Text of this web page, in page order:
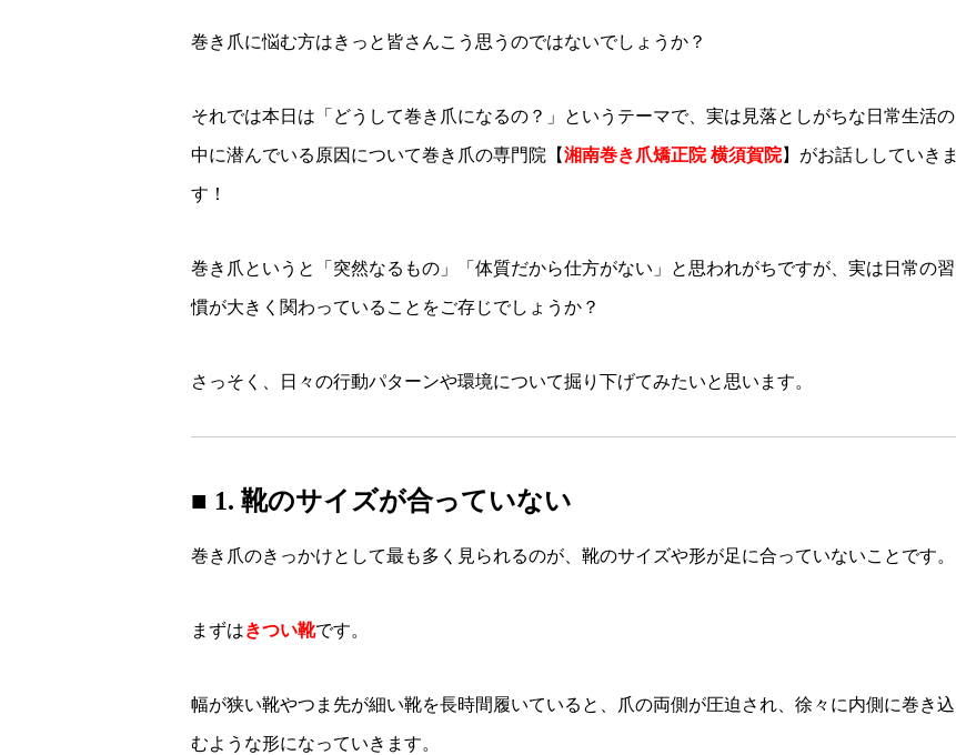
巻き爪に悩む方はきっと皆さんこう思うのではないでしょうか？
それでは本日は「どうして巻き爪になるの？」というテーマで、実は見落としがちな日常生活の
中に潜んでいる原因について巻き爪の専門院【湘南巻き爪矯正院 横須賀院】がお話ししていきま
す！
巻き爪というと「突然なるもの」「体質だから仕方がない」と思われがちですが、実は日常の習
慣が大きく関わっていることをご存じでしょうか？
さっそく、日々の行動パターンや環境について掘り下げてみたいと思います。
■ 1. 靴のサイズが合っていない
巻き爪のきっかけとして最も多く見られるのが、靴のサイズや形が足に合っていないことです。
まずはきつい靴です。
幅が狭い靴やつま先が細い靴を長時間履いていると、爪の両側が圧迫され、徐々に内側に巻き込
むような形になっていきます。